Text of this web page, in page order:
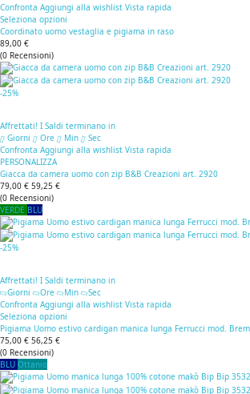
Confronta Aggiungi alla wishlist Vista rapida
Seleziona opzioni
Coordinato uomo vestaglia e pigiama in raso
89,00 €
(0 Recensioni)
-25%
Affrettati! I Saldi terminano in
Giorni
Ore Min
Sec
Confronta Aggiungi alla wishlist Vista rapida
PERSONALIZZA
Giacca da camera uomo con zip B&B Creazioni art. 2920
79,00 € 59,25 €
(0 Recensioni)
VERDE BLU
-25%
Affrettati! I Saldi terminano in
Giorni
Ore Min
Sec
Confronta Aggiungi alla wishlist Vista rapida
Seleziona opzioni
Pigiama Uomo estivo cardigan manica lunga Ferrucci mod.
75,00 € 56,25 €
(0 Recensioni)
BLU Ottanio